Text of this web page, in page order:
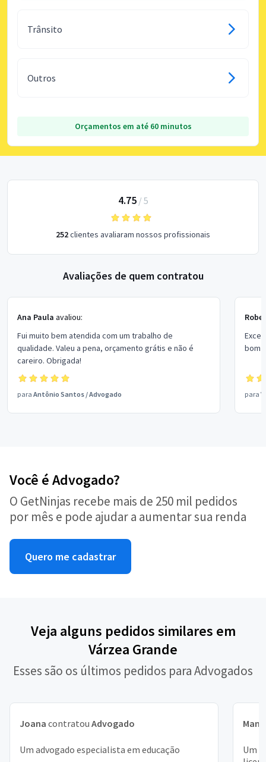
Trânsito
Outros
Orçamentos em até 60 minutos
4.75/ 5
252clientes avaliaram nossos profissionais
Avaliações de quem contratou
Ana Paula avaliou:
Fui muito bem atendida com um trabalho de
qualidade. Valeu a pena, orçamento grátis e não é
careiro. Obrigada!
para Antônio Santos /Advogado
bom
para
Você é Advogado?
O GetNinjas recebe mais de 250 mil pedidos
por mês e pode ajudar a aumentar sua renda
Quero me cadastrar
Veja alguns pedidos similares em
Várzea Grande
Esses são os últimos pedidos para Advogados
Joana contratou Advogado
Um advogado especialista em educação
Um